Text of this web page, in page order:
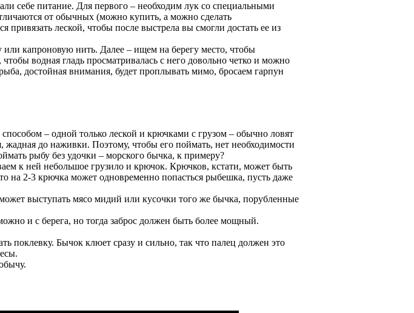
себе питание. Для первого – необходим лук со специальными
от обычных (можно купить, а можно сделать
привязать леской, чтобы после выстрела вы смогли достать ее из
капроновую нить. Далее – ищем на берегу место, чтобы
водная гладь просматривалась с него довольно четко и можно
достойная внимания, будет проплывать мимо, бросаем гарпун
– одной только леской и крючками с грузом – обычно ловят
до наживки. Поэтому, чтобы его поймать, нет необходимости
рыбу без удочки – морского бычка, к примеру?
к ней небольшое грузило и крючок. Крючков, кстати, может быть
на 2-3 крючка может одновременно попасться рыбешка, пусть даже
выступать мясо мидий или кусочки того же бычка, порубленные
и с берега, но тогда заброс должен быть более мощный.
поклевку. Бычок клюет сразу и сильно, так что палец должен это